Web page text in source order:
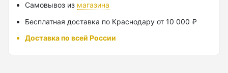
Самовывоз из магазина
Бесплатная доставка по Краснодару от 10 000 ₽
Доставка по всей России
Показать еще